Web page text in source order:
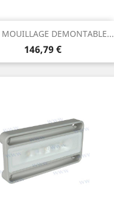
MOUILLAGE DEMONTABLE...
Prix
146,79 €